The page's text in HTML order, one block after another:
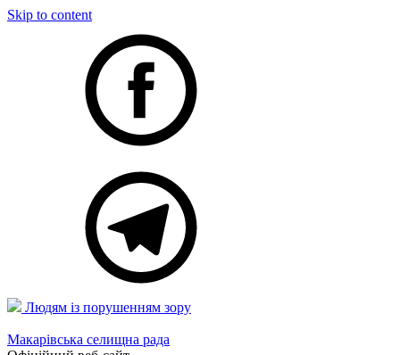
Skip to content
Людям із порушенням зору
Макарівська селищна рада